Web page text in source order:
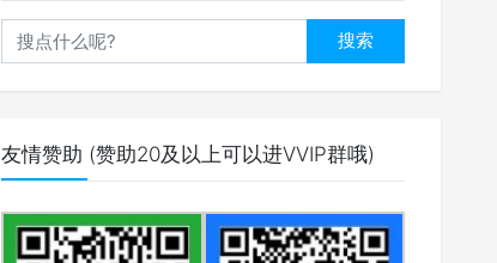
搜索
友情赞助 (赞助20及以上可以进VVIP群哦)